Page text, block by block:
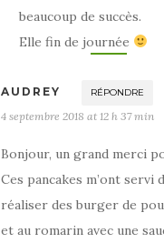
beaucoup de succès.
Elle fin de journée
AUDREY RÉPONDRE
4 septembre 2018 at 12 h 37 min
Bonjour, un grand merci
Ces pancakes m’ont servi
réaliser des burger de
et au romarin avec une